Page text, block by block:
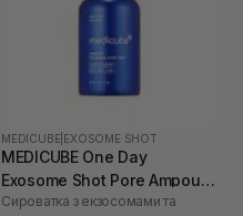
MEDICUBE EXOSOME SHOT
MEDICUBE One Day
Exosome Shot Pore Ampoule
2000 30 мл
Сироватка з екзосомами та